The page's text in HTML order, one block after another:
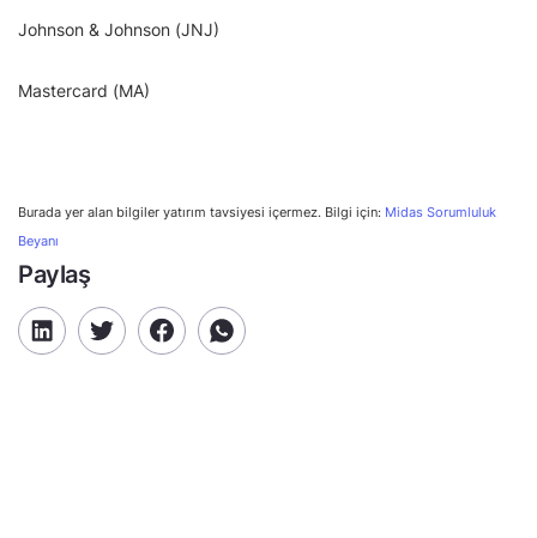
Johnson & Johnson (JNJ)
Mastercard (MA)
Burada yer alan bilgiler yatırım tavsiyesi içermez. Bilgi için: Midas Sorumluluk
Beyanı
Paylaş